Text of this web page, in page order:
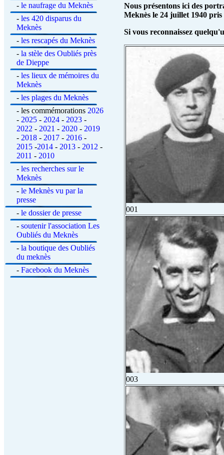
- le naufrage du Meknès
- les 420 disparus du
Meknès
- les rescapés du Meknès
- la stèle des Oubliés près
de Dieppe
- les lieux de mémoires du
Meknès
- les plages du Meknès
- les commémorations 2026
- 2025 - 2024 - 2023 -
2022 - 2021 - 2020 - 2019
- 2018 - 2017 - 2016 -
2015 -2014 - 2013 - 2012 -
2011 - 2010
- les recherches sur le
Meknès
- le Meknès vu par la
presse
- le dossier de presse
- soutenir l'association Les
Oubliés du Meknès
- la boutique des Oubliés
du meknès
- Facebook du Meknès
Nous présentons ici des
Meknès le 24 juillet 1940 pris
Si vous reconnaissez
001
003